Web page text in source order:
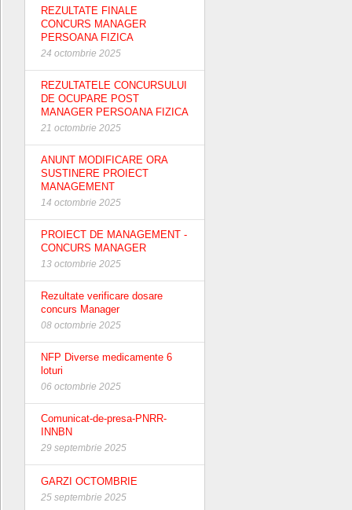
REZULTATE FINALE
CONCURS MANAGER
PERSOANA FIZICA
24 octombrie 2025
REZULTATELE CONCURSULUI
DE OCUPARE POST
MANAGER PERSOANA FIZICA
21 octombrie 2025
ANUNT MODIFICARE ORA
SUSTINERE PROIECT
MANAGEMENT
14 octombrie 2025
PROIECT DE MANAGEMENT -
CONCURS MANAGER
13 octombrie 2025
Rezultate verificare dosare
concurs Manager
08 octombrie 2025
NFP Diverse medicamente 6
loturi
06 octombrie 2025
Comunicat-de-presa-PNRR-
INNBN
29 septembrie 2025
GARZI OCTOMBRIE
25 septembrie 2025